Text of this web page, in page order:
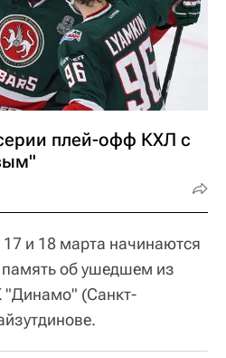
плей-офф КХЛ с
и 18 марта начинаются
об ушедшем из
"Динамо" (Санкт-